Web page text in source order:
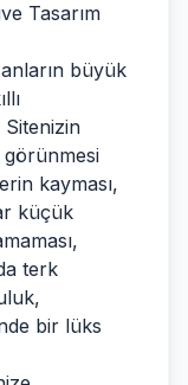
Tasarım
büyük
kayması,
küçük
terk
bir lüks